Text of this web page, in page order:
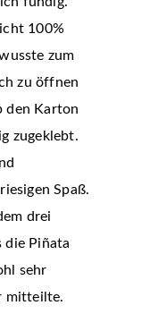
100%
zum
zu öffnen
den Karton
zugeklebt.
Spaß.
drei
die Piñata
sehr
mitteilte.